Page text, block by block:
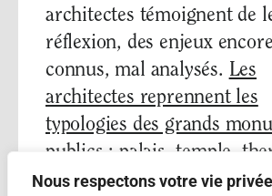
Nous respectons votre vie
architectes témoignent de
réflexion, des enjeux
connus, mal analysés. Les
architectes reprennent les
typologies des grands
publics : palais, temple,
basilique, monastère, halle